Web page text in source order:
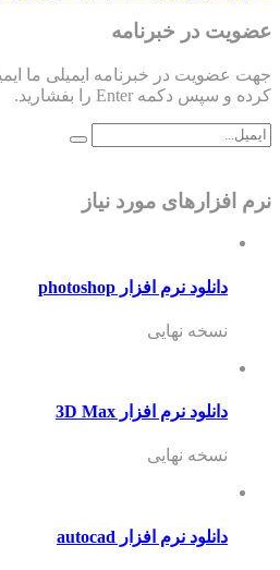
عضویت در خبرنامه
جهت عضویت در خبرنامه ایمیلی ما
کرده و سپس دکمه Enter را بفشارید.
نرم افزارهای مورد نیاز
دانلود نرم افزار photoshop
نسخه نهایی
دانلود نرم افزار 3D Max
نسخه نهایی
دانلود نرم افزار autocad